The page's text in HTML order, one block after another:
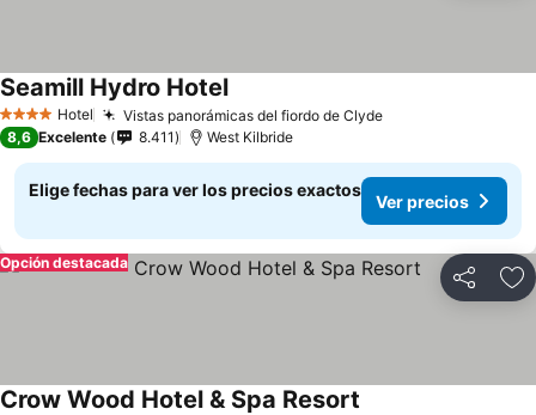
4 EstrellasHotel Vistas panorámicas del fiordo de Clyde
Seamill Hydro Hotel
8,6 Excelente 8.411 West Kilbride
Elige fechas para ver los precios exactos
Ver precios
Compartir
Opción destacada
Crow Wood Hotel & Spa Resort